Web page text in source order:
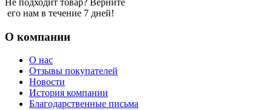
Не подходит товар? Верните
его нам в течение 7 дней!
О компании
О нас
Отзывы покупателей
Новости
История компании
Благодарственные письма